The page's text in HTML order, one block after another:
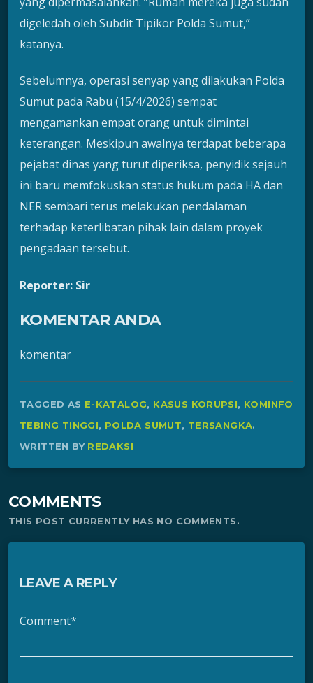
digeledah oleh Subdit Tipikor Polda Sumut,”
katanya.
Sebelumnya, operasi senyap yang dilakukan Polda
Sumut pada Rabu (15/4/2026) sempat
mengamankan empat orang untuk dimintai
keterangan. Meskipun awalnya terdapat beberapa
pejabat dinas yang turut diperiksa, penyidik sejauh
ini baru memfokuskan status hukum pada HA dan
NER sembari terus melakukan pendalaman
terhadap keterlibatan pihak lain dalam proyek
pengadaan tersebut.
Reporter: Sir
KOMENTAR ANDA
komentar
TAGGED AS E-KATALOG, KASUS KORUPSI, KOMINFO
TEBING TINGGI, POLDA SUMUT, TERSANGKA.
WRITTEN BY REDAKSI
COMMENTS
THIS POST CURRENTLY HAS NO COMMENTS.
LEAVE A REPLY
Comment*